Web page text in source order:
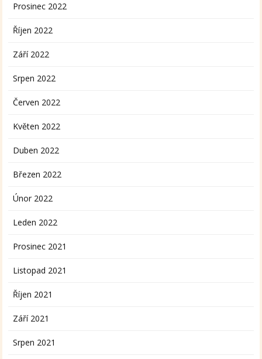
Prosinec 2022
Říjen 2022
Září 2022
Srpen 2022
Červen 2022
Květen 2022
Duben 2022
Březen 2022
Únor 2022
Leden 2022
Prosinec 2021
Listopad 2021
Říjen 2021
Září 2021
Srpen 2021